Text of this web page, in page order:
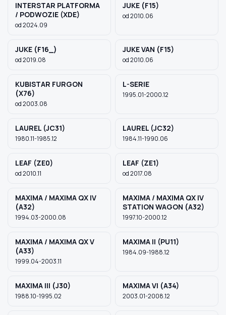
INTERSTAR PLATFORMA
/ PODWOZIE (XDE)
od 2024.09
JUKE (F15)
od 2010.06
JUKE (F16_)
od 2019.08
JUKE VAN (F15)
od 2010.06
KUBISTAR FURGON
(X76)
od 2003.08
L-SERIE
1995.01-2000.12
LAUREL (JC31)
1980.11-1985.12
LAUREL (JC32)
1984.11-1990.06
LEAF (ZE0)
od 2010.11
LEAF (ZE1)
od 2017.08
MAXIMA / MAXIMA QX IV
(A32)
1994.03-2000.08
MAXIMA / MAXIMA QX IV
STATION WAGON (A32)
1997.10-2000.12
MAXIMA / MAXIMA QX V
(A33)
1999.04-2003.11
MAXIMA II (PU11)
1984.09-1988.12
MAXIMA III (J30)
1988.10-1995.02
MAXIMA VI (A34)
2003.01-2008.12